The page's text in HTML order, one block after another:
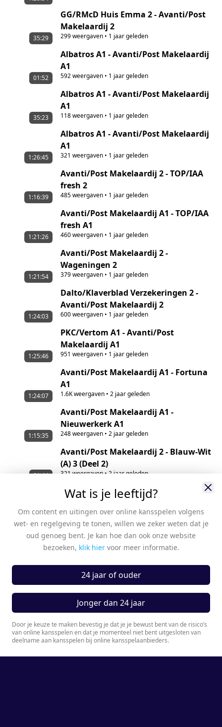
GG/RMcD Huis Emma 2 - Avanti/Post
Makelaardij 2
299weergaven• 1 jaar geleden
35:29
Albatros A1 - Avanti/Post Makelaardij
A1
592weergaven• 1 jaar geleden
01:52
Albatros A1 - Avanti/Post Makelaardij
A1
118weergaven• 1 jaar geleden
35:23
Albatros A1 - Avanti/Post Makelaardij
A1
321 weergaven• 1 jaar geleden
1:26:45
Avanti/Post Makelaardij 2 - TOP/IAA
fresh 2
485weergaven• 1 jaar geleden
1:16:39
Avanti/Post Makelaardij A1 - TOP/IAA
fresh A1
460weergaven• 1 jaar geleden
1:21:26
Avanti/Post Makelaardij 2 -
Wageningen 2
379weergaven• 1 jaar geleden
1:21:54
Dalto/Klaverblad Verzekeringen 2 -
Avanti/Post Makelaardij 2
600weergaven• 1 jaar geleden
1:24:03
PKC/Vertom A1 - Avanti/Post
Makelaardij A1
951 weergaven• 1 jaar geleden
1:25:46
Avanti/Post Makelaardij A1 - Fortuna
A1
1.6Kweergaven• 2 jaar geleden
1:24:07
Avanti/Post Makelaardij A1 -
Nieuwerkerk A1
248weergaven• 2 jaar geleden
1:15:35
Avanti/Post Makelaardij 2 - Blauw-Wit
(A) 3 (Deel 2)
321 weergaven• 2 jaar geleden
01:44
Avanti/Post Makelaardij 2 - Blauw-Wit
(A) 3 (Deel 1)
50 weergaven •2 jaar geleden
1:56:40
Die Haghe A1 - Avanti/Post
Makelaardij A1
694 weergaven•2 jaar geleden
KZ/Keukensale.com A1 - Avanti/Post
Makelaardij A1
360weergaven•2 jaar geleden
1:25:59
Avanti/Post Makelaardij 2 - GG/RMcD
Huis Emma 2
332weergaven•2 jaar geleden
1:25:39
Wat is je leeftijd?
Om content en uitingen over online kansspelen volgens
wet- en regelgeving te tonen, willen we zeker weten dat je
oud genoeg bent. Je kan hoe dan ook onze website
bezoeken, klik hier voor meer informatie.
24 jaar of ouder
Jonger dan 24 jaar
Door je keuze te maken bevestig je dat je je bewust bent van de risico’s
van online kansspelen en dat je momenteel niet bent uitgesloten van
deelname aan kansspelen bij online kansspelaanbieders.